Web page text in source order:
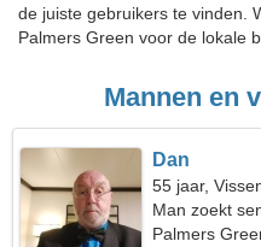
de juiste gebruikers te vinden.
Palmers Green voor de lokale
Mannen en
Dan
55 jaar,
Man zoekt
Palmers